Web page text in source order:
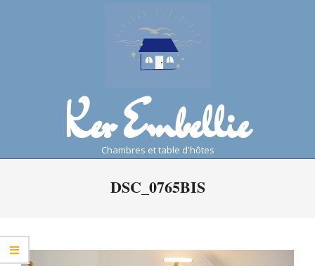
Ker Embellie
chambres et table d'hôtes
DSC_0765BIS